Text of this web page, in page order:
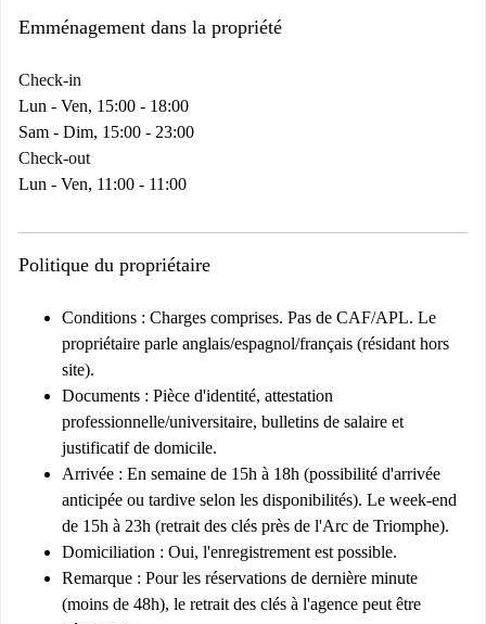
Emménagement dans la propriété
Check-in
Lun - Ven, 15:00 - 18:00
Sam - Dim, 15:00 - 23:00
Check-out
Lun - Ven, 11:00 - 11:00
Politique du propriétaire
Conditions : Charges comprises. Pas de CAF/APL. Le
propriétaire parle anglais/espagnol/français (résidant hors
site).
Documents : Pièce d'identité, attestation
professionnelle/universitaire, bulletins de salaire et
justificatif de domicile.
Arrivée : En semaine de 15h à 18h (possibilité d'arrivée
anticipée ou tardive selon les disponibilités). Le week-end
de 15h à 23h (retrait des clés près de l'Arc de Triomphe).
Domiciliation : Oui, l'enregistrement est possible.
Remarque : Pour les réservations de dernière minute
(moins de 48h), le retrait des clés à l'agence peut être